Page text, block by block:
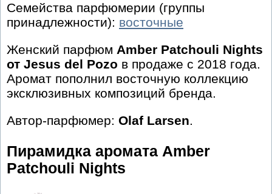
Семейства парфюмерии (группы
принадлежности): восточные
Женский парфюм Amber Patchouli Nights
от Jesus del Pozo в продаже с 2018 года.
Аромат пополнил восточную коллекцию
эксклюзивных композиций бренда.
Автор-парфюмер: Olaf Larsen.
Пирамидка аромата Amber
Patchouli Nights